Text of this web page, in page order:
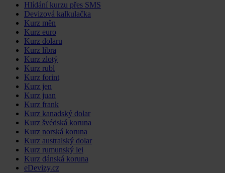
Hlídání kurzu přes SMS
Devizová kalkulačka
Kurz měn
Kurz euro
Kurz dolaru
Kurz libra
Kurz zlotý
Kurz rubl
Kurz forint
Kurz jen
Kurz juan
Kurz frank
Kurz kanadský dolar
Kurz švédská koruna
Kurz norská koruna
Kurz australský dolar
Kurz rumunský lei
Kurz dánská koruna
eDevizy.cz